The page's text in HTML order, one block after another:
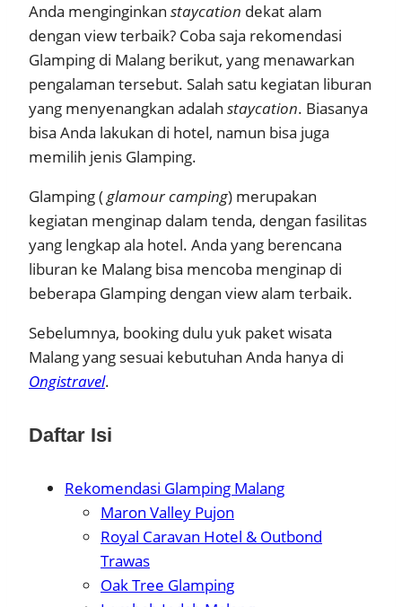
Anda menginginkan staycation dekat alam
dengan view terbaik? Coba saja rekomendasi
Glamping di Malang berikut, yang menawarkan
pengalaman tersebut. Salah satu kegiatan liburan
yang menyenangkan adalah staycation. Biasanya
bisa Anda lakukan di hotel, namun bisa juga
memilih jenis Glamping.
Glamping (glamour camping) merupakan
kegiatan menginap dalam tenda, dengan fasilitas
yang lengkap ala hotel. Anda yang berencana
liburan ke Malang bisa mencoba menginap di
beberapa Glamping dengan view alam terbaik.
Sebelumnya, booking dulu yuk paket wisata
Malang yang sesuai kebutuhan Anda hanya di
Ongistravel.
Daftar Isi
Rekomendasi Glamping Malang
Maron Valley Pujon
Royal Caravan Hotel & Outbond
Trawas
Oak Tree Glamping